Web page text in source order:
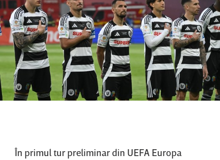
În primul tur preliminar din UEFA Europa